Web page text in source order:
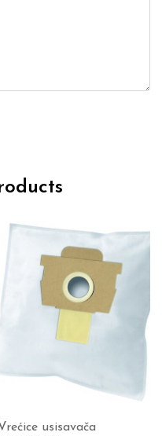
usisavača